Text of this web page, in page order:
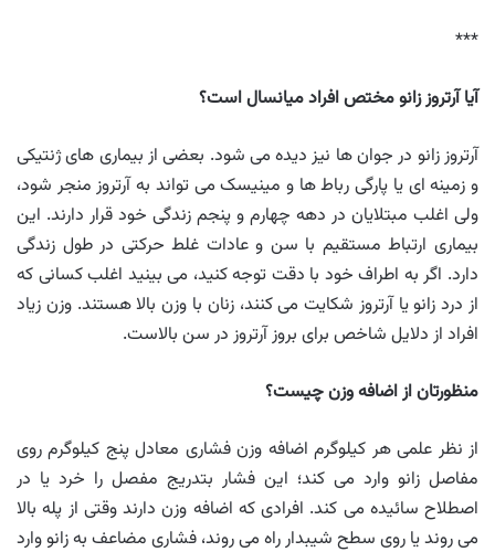
***
آیا آرتروز زانو مختص افراد میانسال است؟
آرتروز زانو در جوان ها نیز دیده می شود. بعضی از بیماری های ژنتیکی
و زمینه ای یا پارگی رباط ها و مینیسک می تواند به آرتروز منجر شود،
ولی اغلب مبتلایان در دهه چهارم و پنجم زندگی خود قرار دارند. این
بیماری ارتباط مستقیم با سن و عادات غلط حرکتی در طول زندگی
دارد. اگر به اطراف خود با دقت توجه کنید، می بینید اغلب کسانی که
از درد زانو یا آرتروز شکایت می کنند، زنان با وزن بالا هستند. وزن زیاد
افراد از دلایل شاخص برای بروز آرتروز در سن بالاست.
منظورتان از اضافه وزن چیست؟
از نظر علمی هر کیلوگرم اضافه وزن فشاری معادل پنج کیلوگرم روی
مفاصل زانو وارد می کند؛ این فشار بتدریج مفصل را خرد یا در
اصطلاح سائیده می کند. افرادی که اضافه وزن دارند وقتی از پله بالا
می روند یا روی سطح شیبدار راه می روند، فشاری مضاعف به زانو وارد